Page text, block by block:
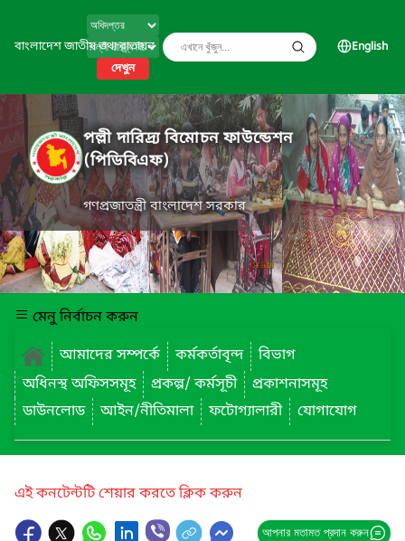
বাংলাদেশ জাতীয় তথ্য বাতায়ন
দেখুন
English
পল্লী দারিদ্র্য বিমোচন ফাউন্ডেশন
(পিডিবিএফ)
গণপ্রজাতন্ত্রী বাংলাদেশ সরকার
মেনু নির্বাচন করুন
আমাদের সম্পর্কে
কর্মকর্তাবৃন্দ
বিভাগ
অধিনস্থ অফিসসমূহ
প্রকল্প/ কর্মসূচী
প্রকাশনাসমূহ
ডাউনলোড
আইন/নীতিমালা ফটোগ্যালারী যোগাযোগ
এই কনটেন্টটি শেয়ার করতে ক্লিক করুন
আপনার মতামত প্রদান করুন